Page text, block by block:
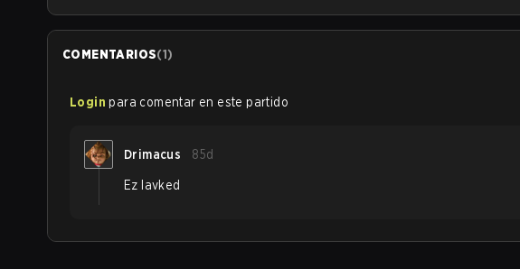
COMENTARIOS(1)
Login para comentar en este partido
Drimacus 85d
Ez lavked